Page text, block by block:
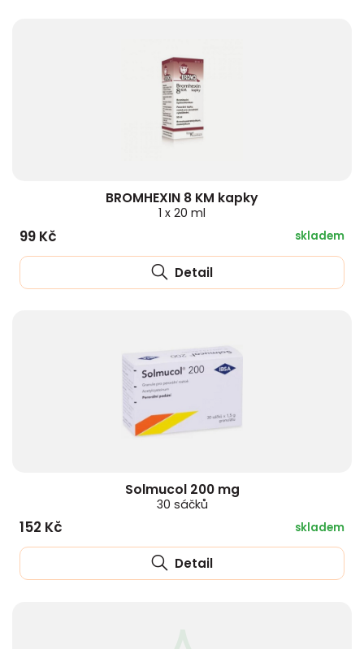
BROMHEXIN 8 KM kapky
1 x 20 ml
99 Kč skladem
Detail
Solmucol 200 mg
30 sáčků
152 Kč skladem
Detail